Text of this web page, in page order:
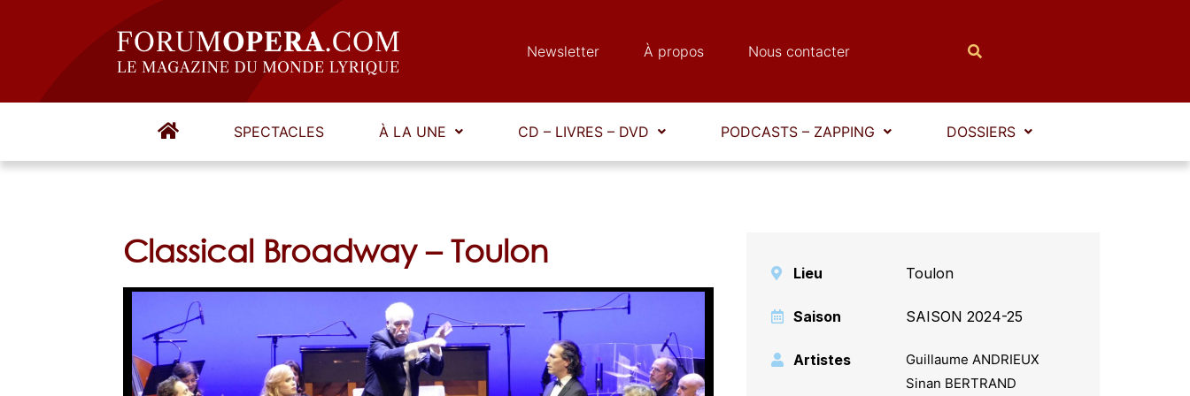
Newsletter À propos Nous contacter
SPECTACLES À LA UNE CD – LIVRES – DVD PODCASTS – ZAPPING DOSSIERS
Classical Broadway – Toulon
Lieu Toulon
Saison SAISON 2024-25
Artistes
Guillaume ANDRIEUX
Sinan BERTRAND